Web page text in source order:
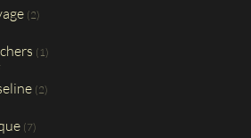
(2)
(1)
(2)
(7)